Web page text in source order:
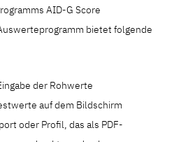
AID-G Score
bietet folgende
der Rohwerte
auf dem Bildschirm
oder Profil, das als PDF-